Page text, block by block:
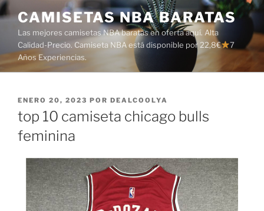
Saltar
al
contenido
CAMISETAS NBA BARATAS
Las mejores camisetas NBA baratas en oferta aquí. Alta
Calidad-Precio. Camiseta NBA está disponible por 22,8€
7
Años Experiencias.
PUBLICADO
EL
ENERO 20, 2023 POR DEALCOOLYA
top 10 camiseta chicago bulls
feminina